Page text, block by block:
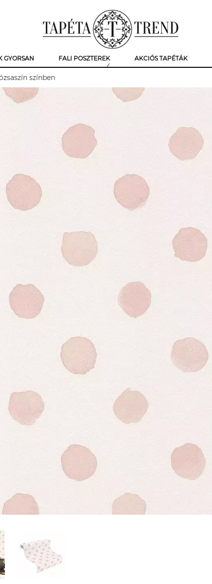
GYORSAN FALI POSZTEREK AKCIÓS TAPÉTÁK
színben